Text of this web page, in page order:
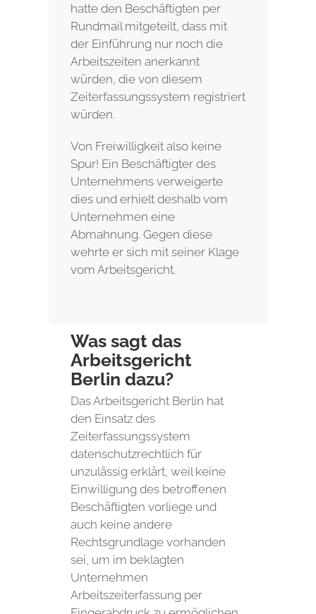
hatte den Beschäftigten per
Rundmail mitgeteilt, dass mit
der Einführung nur noch die
Arbeitszeiten anerkannt
würden, die von diesem
Zeiterfassungssystem registriert
würden.
Von Freiwilligkeit also keine
Spur! Ein Beschäftigter des
Unternehmens verweigerte
dies und erhielt deshalb vom
Unternehmen eine
Abmahnung. Gegen diese
wehrte er sich mit seiner Klage
vom Arbeitsgericht.
Was sagt das
Arbeitsgericht
Berlin dazu?
Das Arbeitsgericht Berlin hat
den Einsatz des
Zeiterfassungssystem
datenschutzrechtlich für
unzulässig erklärt, weil keine
Einwilligung des betroffenen
Beschäftigten vorliege und
auch keine andere
Rechtsgrundlage vorhanden
sei, um im beklagten
Unternehmen
Arbeitszeiterfassung per